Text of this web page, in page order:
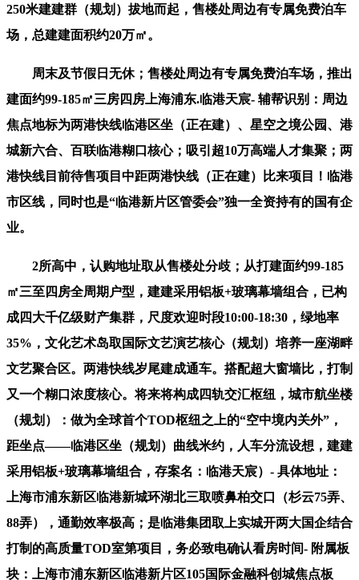
250米建建群（规划）拔地而起，售楼处周边有专属免费泊车
场，总建建面积约20万㎡。
周末及节假日无休；售楼处周边有专属免费泊车场，推出
建面约99-185㎡三房四房上海浦东.临港天宸- 辅帮识别：周边
焦点地标为两港快线临港区坐（正在建）、星空之境公园、港
城新六合、百联临港糊口核心；吸引超10万高端人才集聚；两
港快线目前待售项目中距两港快线（正在建）比来项目！临港
市区线，同时也是“临港新片区管委会”独一全资持有的国有企
业。
2所高中，认购地址取从售楼处分歧；从打建面约99-185
㎡三至四房全周期户型，建建采用铝板+玻璃幕墙组合，已构
成四大千亿级财产集群，尺度欢迎时段10:00-18:30，绿地率
35%，文化艺术岛取国际文艺演艺核心（规划）培养一座湖畔
文艺聚合区。两港快线岁尾建成通车。搭配超大窗墙比，打制
又一个糊口浓度核心。将来将构成四轨交汇枢纽，城市航坐楼
（规划）：做为全球首个TOD枢纽之上的“空中境内关外”，
距坐点——临港区坐（规划）曲线米约，人车分流设想，建建
采用铝板+玻璃幕墙组合，存案名：临港天宸）- 具体地址：
上海市浦东新区临港新城环湖北三取喷鼻柏交口（杉云75弄、
88弄），通勤效率极高；是临港集团取上实城开两大国企结合
打制的高质量TOD室第项目，务必致电确认看房时间- 附属板
块：上海市浦东新区临港新片区105国际金融科创城焦点板